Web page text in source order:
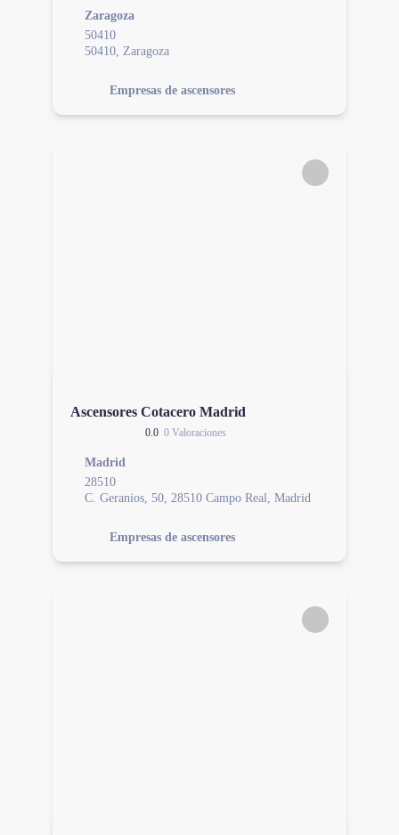
Zaragoza
50410
50410, Zaragoza
Empresas de ascensores
Ascensores Cotacero Madrid
0.0 0 Valoraciones
Madrid
28510
C. Geranios, 50, 28510 Campo Real, Madrid
Empresas de ascensores